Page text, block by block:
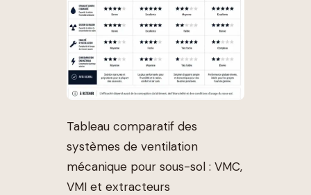
Tableau comparatif des
systèmes de ventilation
mécanique pour sous-sol : VMC,
VMI et extracteurs